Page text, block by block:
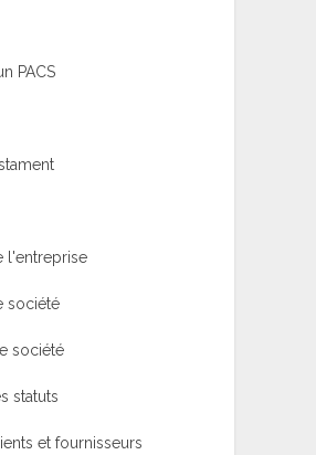
PACS
l'entreprise
société
société
statuts
et fournisseurs